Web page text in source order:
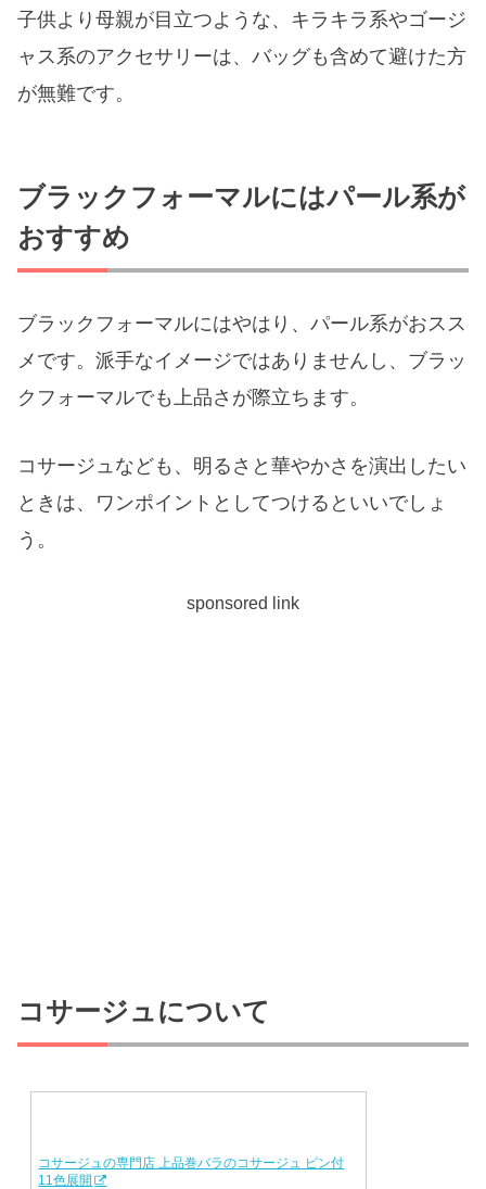
子供より母親が目立つような、キラキラ系やゴージ
ャス系のアクセサリーは、バッグも含めて避けた方
が無難です。
ブラックフォーマルにはパール系が
おすすめ
ブラックフォーマルにはやはり、パール系がおスス
メです。派手なイメージではありませんし、ブラッ
クフォーマルでも上品さが際立ちます。
コサージュなども、明るさと華やかさを演出したい
ときは、ワンポイントとしてつけるといいでしょ
う。
sponsored link
コサージュについて
コサージュの専門店 上品巻バラのコサージュ ピン付
11色展開